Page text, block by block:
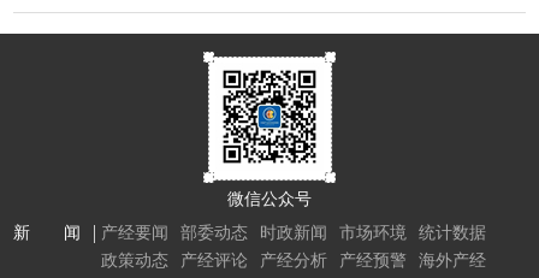
微信公众号
新 闻
产经要闻 部委动态 时政新闻 市场环境
统计数据
政策动态
产经评论 产经分析 产经预警
海外产经